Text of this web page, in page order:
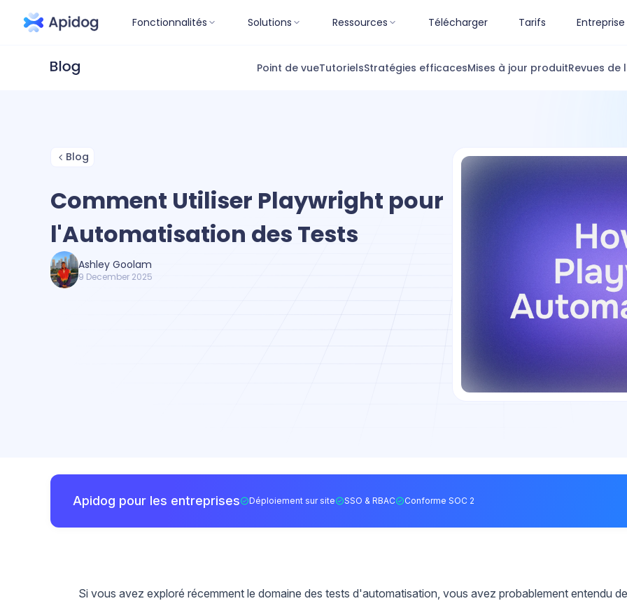
Fonctionnalités Solutions Ressources Télécharger Tarifs Entreprise
Point de vueTutorielsStratégies efficacesMises à jour produitRevues de
Blog
Comment Utiliser Playwright pour
l'Automatisation des Tests
Ashley Goolam
9 December 2025
Apidog pour les entreprises Déploiement sur site SSO & RBAC Conforme SOC 2
Si vous avez exploré récemment le domaine des tests d'automatisation, vous avez probablement entendu